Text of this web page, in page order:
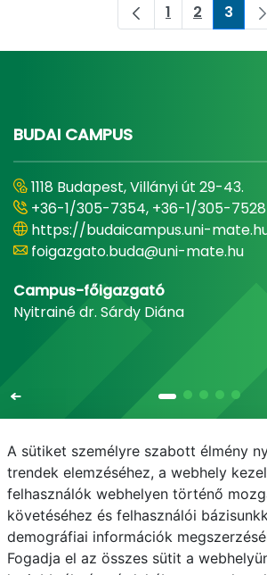
Oldal
1 Oldal
2 Oldal
3
BUDAI CAMPUS
1118 Budapest, Villányi út 29-43.
+36-1/305-7354, +36-1/305-7528
https://budaicampus.uni-
foigazgato.buda@uni-mate.hu
Campus-főigazgató
Nyitrainé dr. Sárdy Diána
E-mail Telefonkönyv NEPTUN
Bejelentkezés
A sütiket személyre szabott élmény
trendek elemzéséhez, a webhely
felhasználók webhelyen történő
követéséhez és felhasználói
demográfiai információk
Fogadja el az összes sütit a